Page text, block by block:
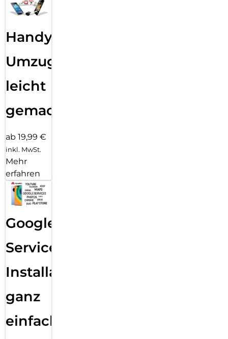
Handy
Umzug
leicht
gemacht!
ab 19,99 €
inkl. MwSt.
Mehr
erfahren
Google
Services
Installation
ganz
einfach